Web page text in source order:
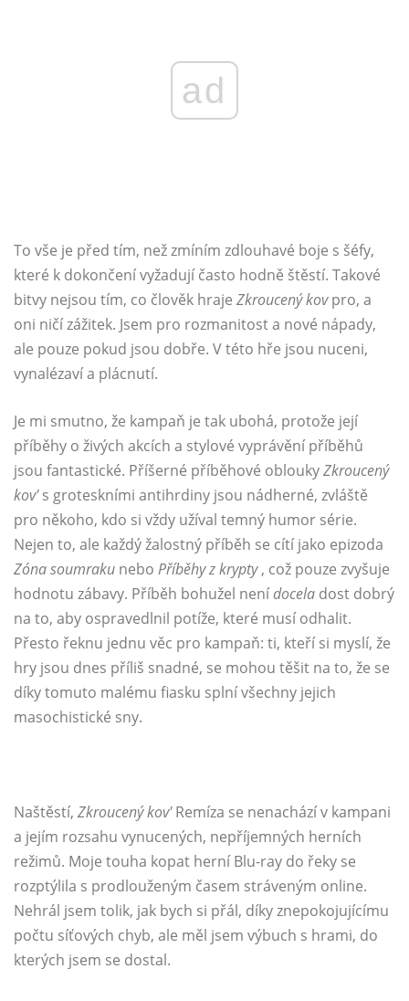
ad
To vše je před tím, než zmíním zdlouhavé boje s šéfy,
které k dokončení vyžadují často hodně štěstí. Takové
bitvy nejsou tím, co člověk hraje Zkroucený kovpro, a
oni ničí zážitek. Jsem pro rozmanitost a nové nápady,
ale pouze pokud jsou dobře. V této hře jsou nuceni,
vynalézaví a plácnutí.
Je mi smutno, že kampaň je tak ubohá, protože její
příběhy o živých akcích a stylové vyprávění příběhů
jsou fantastické. Příšerné příběhové obloukyZkroucený
kov's groteskními antihrdiny jsou nádherné, zvláště
pro někoho, kdo si vždy užíval temný humor série.
Nejen to, ale každý žalostný příběh se cítí jako epizoda
Zóna soumraku nebo Příběhy z krypty, což pouze zvyšuje
hodnotu zábavy. Příběh bohužel nenídocela dost dobrý
na to, aby ospravedlnil potíže, které musí odhalit.
Přesto řeknu jednu věc pro kampaň: ti, kteří si myslí, že
hry jsou dnes příliš snadné, se mohou těšit na to, že se
díky tomuto malému fiasku splní všechny jejich
masochistické sny.
Naštěstí, Zkroucený kov'Remíza se nenachází v kampani
a jejím rozsahu vynucených, nepříjemných herních
režimů. Moje touha kopat herní Blu-ray do řeky se
rozptýlila s prodlouženým časem stráveným online.
Nehrál jsem tolik, jak bych si přál, díky znepokojujícímu
počtu síťových chyb, ale měl jsem výbuch s hrami, do
kterých jsem se dostal.